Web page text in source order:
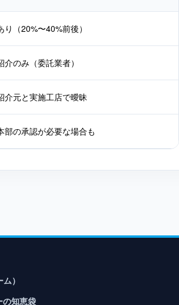
り（20%〜40%前後）
介のみ（委託業者）
介元と実施工店で曖昧
部の承認が必要な場合も
）
の知恵袋